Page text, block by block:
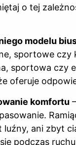
o tej
modelu
sportowe czy
sportowa czy
oferuje
komfortu
ani zbyt
podczas